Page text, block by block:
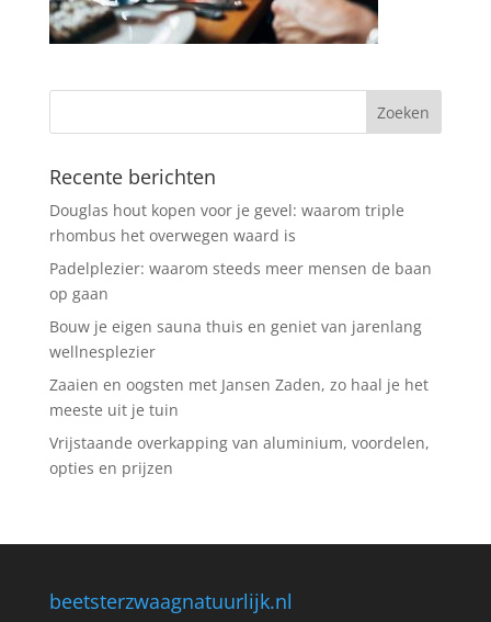
Recente berichten
Douglas hout kopen voor je gevel: waarom triple
rhombus het overwegen waard is
Padelplezier: waarom steeds meer mensen de baan
op gaan
Bouw je eigen sauna thuis en geniet van jarenlang
wellnesplezier
Zaaien en oogsten met Jansen Zaden, zo haal je het
meeste uit je tuin
Vrijstaande overkapping van aluminium, voordelen,
opties en prijzen
beetsterzwaagnatuurlijk.nl